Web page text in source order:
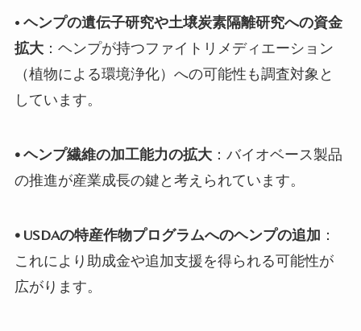
• ヘンプの遺伝子研究や土壌炭素隔離研究への資金
拡大：ヘンプが持つファイトリメディエーション
（植物による環境浄化）への可能性も調査対象と
しています。
•ヘンプ繊維の加工能力の拡大：バイオベース製品
の推進が産業成長の鍵と考えられています。
• USDAの特産作物プログラムへのヘンプの追加 ：
これにより助成金や追加支援を得られる可能性が
広がります。